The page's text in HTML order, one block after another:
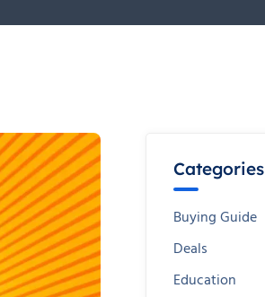
Categories
Buying Guide
Deals
Education